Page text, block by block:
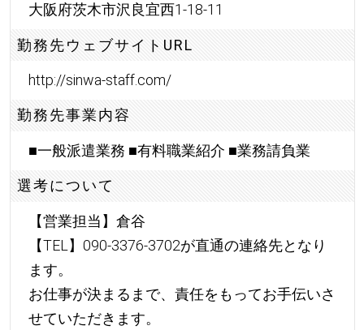
大阪府茨木市沢良宜西1-18-11
勤務先ウェブサイトURL
http://sinwa-staff.com/
勤務先事業内容
■一般派遣業務 ■有料職業紹介 ■業務請負業
選考について
【営業担当】倉谷
【TEL】090-3376-3702が直通の連絡先となり
ます。
お仕事が決まるまで、責任をもってお手伝いさ
せていただきます。